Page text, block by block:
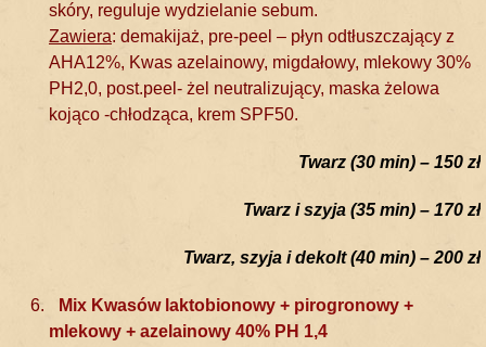
skóry, reguluje wydzielanie sebum.
Zawiera: demakijaż, pre-peel – płyn odtłuszczający z
AHA12%, Kwas azelainowy, migdałowy, mlekowy 30%
PH2,0, post.peel- żel neutralizujący, maska żelowa
kojąco -chłodząca, krem SPF50.
Twarz (30 min) – 150 zł
Twarz i szyja (35 min) – 170 zł
Twarz, szyja i dekolt (40 min) – 200 zł
Mix Kwasów laktobionowy + pirogronowy +
mlekowy + azelainowy 40% PH 1,4